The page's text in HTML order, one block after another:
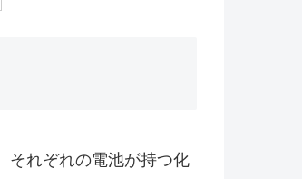
それぞれの電池が持つ化